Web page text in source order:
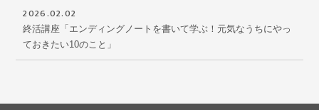
2026.02.02
終活講座「エンディングノートを書いて学ぶ！元気なうちにやっ
ておきたい10のこと」